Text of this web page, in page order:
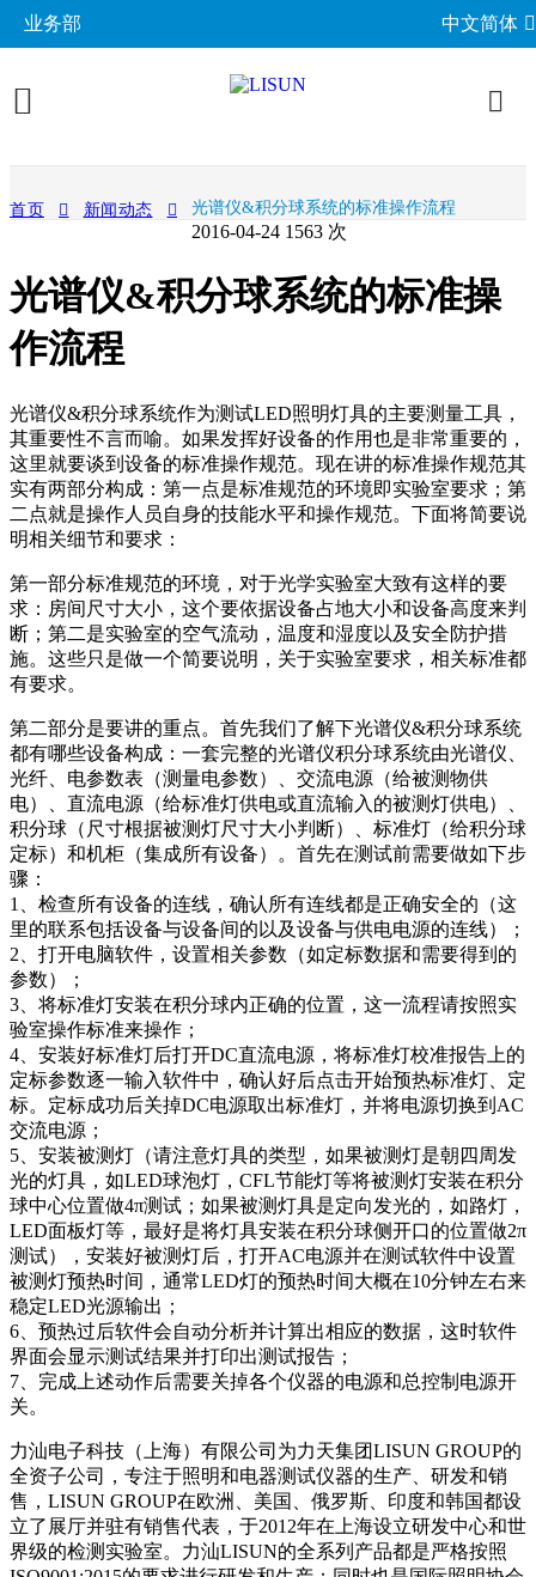
业务部 中文简体
分布光度计系统
积分球光谱辐射计系统
光生物安全与蓝光危害
其他LED测试设备
EMC电磁兼容
EMI电磁干扰测试系统
交流与直流测试电源
环境试验箱
IP防水防尘测试设备
耐候与腐蚀测试
阻燃与防火测试设备
安规测试仪
电子元器件测试
标准试验指与探针
机械力学与量规
机械力学测试机
插头插座与线缆测试
插头插座量规
材料与光学分析
RoHS与元素分析仪
颜色与光泽度测试仪
其他分析仪
LED与灯具测试方案
LM-79与LM-80测试方案
家用电器测试方案
移动与网络测试方案
汽车电子测试方案
音视频与IT测试方案
线缆测试方案
插头插座测试方案
电源开关测试方案
变压器测试方案
电动玩具测试方案
电表测试方案
电动工具测试方案
相关标准
GB 中国国家标准
IEC国际电工委员会
ISO国际标准化组织
CIE国际照明委员会
EN欧洲标准
UL美国标准
成功案例
关于力汕
电子目录
新闻动态
联系我们
首页 新闻动态 光谱仪&积分球系统的标准操作流程
2016-04-24 1563 次
光谱仪&积分球系统的标准操
作流程
光谱仪&积分球系统作为测试LED照明灯具的主要测量工具，
其重要性不言而喻。如果发挥好设备的作用也是非常重要的，
这里就要谈到设备的标准操作规范。现在讲的标准操作规范其
实有两部分构成：第一点是标准规范的环境即实验室要求；第
二点就是操作人员自身的技能水平和操作规范。下面将简要说
明相关细节和要求：
第一部分标准规范的环境，对于光学实验室大致有这样的要
求：房间尺寸大小，这个要依据设备占地大小和设备高度来判
断；第二是实验室的空气流动，温度和湿度以及安全防护措
施。这些只是做一个简要说明，关于实验室要求，相关标准都
有要求。
第二部分是要讲的重点。首先我们了解下光谱仪&积分球系统
都有哪些设备构成：一套完整的光谱仪积分球系统由光谱仪、
光纤、电参数表（测量电参数）、交流电源（给被测物供
电）、直流电源（给标准灯供电或直流输入的被测灯供电）、
积分球（尺寸根据被测灯尺寸大小判断）、标准灯（给积分球
定标）和机柜（集成所有设备）。首先在测试前需要做如下步
骤：
1、检查所有设备的连线，确认所有连线都是正确安全的（这
里的联系包括设备与设备间的以及设备与供电电源的连线）；
2、打开电脑软件，设置相关参数（如定标数据和需要得到的
参数）；
3、将标准灯安装在积分球内正确的位置，这一流程请按照实
验室操作标准来操作；
4、安装好标准灯后打开DC直流电源，将标准灯校准报告上的
定标参数逐一输入软件中，确认好后点击开始预热标准灯、定
标。定标成功后关掉DC电源取出标准灯，并将电源切换到AC
交流电源；
5、安装被测灯（请注意灯具的类型，如果被测灯是朝四周发
光的灯具，如LED球泡灯，CFL节能灯等将被测灯安装在积分
球中心位置做4π测试；如果被测灯具是定向发光的，如路灯，
LED面板灯等，最好是将灯具安装在积分球侧开口的位置做2π
测试），安装好被测灯后，打开AC电源并在测试软件中设置
被测灯预热时间，通常LED灯的预热时间大概在10分钟左右来
稳定LED光源输出；
6、预热过后软件会自动分析并计算出相应的数据，这时软件
界面会显示测试结果并打印出测试报告；
7、完成上述动作后需要关掉各个仪器的电源和总控制电源开
关。
力汕电子科技（上海）有限公司为力天集团LISUN GROUP的
全资子公司，专注于照明和电器测试仪器的生产、研发和销
售，LISUN GROUP在欧洲、美国、俄罗斯、印度和韩国都设
立了展厅并驻有销售代表，于2012年在上海设立研发中心和世
界级的检测实验室。力汕LISUN的全系列产品都是严格按照